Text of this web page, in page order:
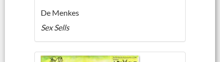
De Menkes
Sex Sells